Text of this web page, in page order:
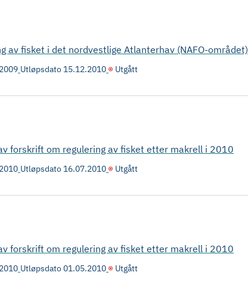
av fisket i det nordvestlige Atlanterhav (NAFO-området)
Utløpsdato 15.12.2010 Utgått
forskrift om regulering av fisket etter makrell i 2010
Utløpsdato 16.07.2010 Utgått
forskrift om regulering av fisket etter makrell i 2010
Utløpsdato01.05.2010 Utgått